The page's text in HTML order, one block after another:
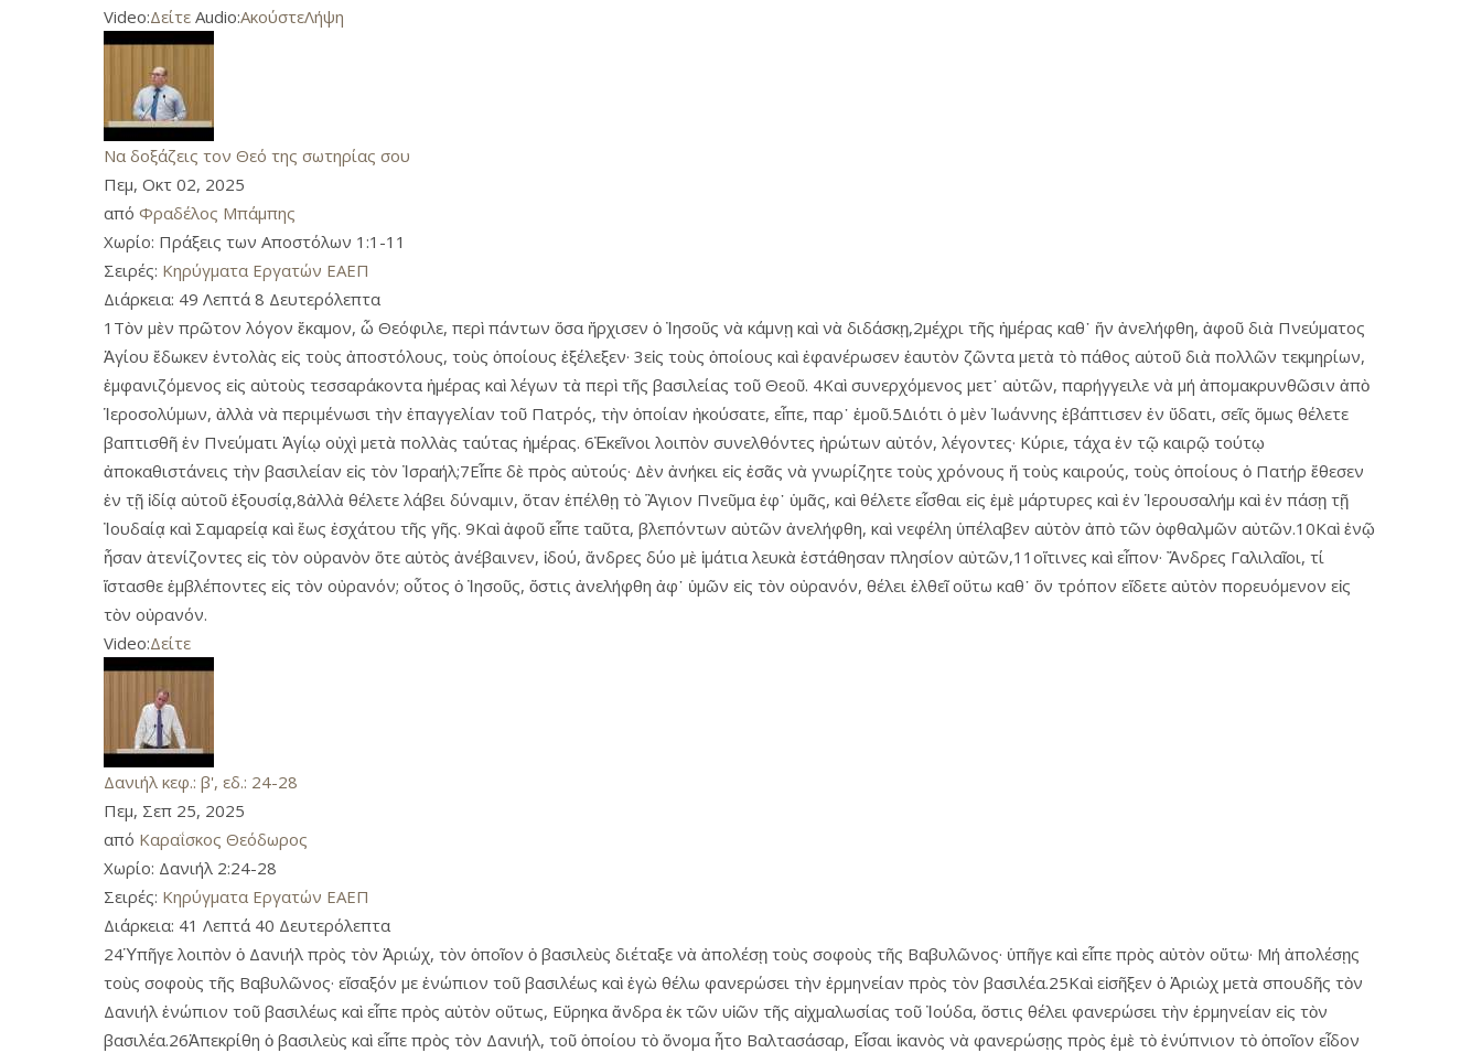
Video:Δείτε Audio:ΑκούστεΛήψη
Να δοξάζεις τον Θεό της σωτηρίας σου
Πεμ, Οκτ 02, 2025
από Φραδέλος Μπάμπης
Χωρίο: Πράξεις των Αποστόλων 1:1-11
Σειρές: Κηρύγματα Εργατών ΕΑΕΠ
Διάρκεια: 49 Λεπτά 8 Δευτερόλεπτα
1Τὸν μὲν πρῶτον λόγον ἔκαμον, ὦ Θεόφιλε, περὶ πάντων ὅσα ἤρχισεν ὁ Ἰησοῦς νὰ κάμνῃ καὶ νὰ διδάσκῃ,2μέχρι τῆς ἡμέρας καθ᾿ ἥν ἀνελήφθη, ἀφοῦ διὰ Πνεύματος
Ἁγίου ἔδωκεν ἐντολὰς εἰς τοὺς ἀποστόλους, τοὺς ὁποίους ἐξέλεξεν· 3εἰς τοὺς ὁποίους καὶ ἐφανέρωσεν ἑαυτὸν ζῶντα μετὰ τὸ πάθος αὑτοῦ διὰ πολλῶν τεκμηρίων,
ἐμφανιζόμενος εἰς αὐτοὺς τεσσαράκοντα ἡμέρας καὶ λέγων τὰ περὶ τῆς βασιλείας τοῦ Θεοῦ. 4Καὶ συνερχόμενος μετ᾿ αὐτῶν, παρήγγειλε νὰ μή ἀπομακρυνθῶσιν ἀπὸ
Ἱεροσολύμων, ἀλλὰ νὰ περιμένωσι τὴν ἐπαγγελίαν τοῦ Πατρός, τὴν ὁποίαν ἠκούσατε, εἶπε, παρ᾿ ἐμοῦ.5Διότι ὁ μὲν Ἰωάννης ἐβάπτισεν ἐν ὕδατι, σεῖς ὅμως θέλετε
βαπτισθῆ ἐν Πνεύματι Ἁγίῳ οὐχὶ μετὰ πολλὰς ταύτας ἡμέρας. 6Ἐκεῖνοι λοιπὸν συνελθόντες ἠρώτων αὐτόν, λέγοντες· Κύριε, τάχα ἐν τῷ καιρῷ τούτῳ
ἀποκαθιστάνεις τὴν βασιλείαν εἰς τὸν Ἰσραήλ;7Εἶπε δὲ πρὸς αὐτούς· Δὲν ἀνήκει εἰς ἐσᾶς νὰ γνωρίζητε τοὺς χρόνους ἤ τοὺς καιρούς, τοὺς ὁποίους ὁ Πατήρ ἔθεσεν
ἐν τῇ ἰδίᾳ αὑτοῦ ἐξουσίᾳ,8ἀλλὰ θέλετε λάβει δύναμιν, ὅταν ἐπέλθῃ τὸ Ἃγιον Πνεῦμα ἐφ᾿ ὑμᾶς, καὶ θέλετε εἶσθαι εἰς ἐμὲ μάρτυρες καὶ ἐν Ἱερουσαλήμ καὶ ἐν πάσῃ τῇ
Ἰουδαίᾳ καὶ Σαμαρείᾳ καὶ ἕως ἐσχάτου τῆς γῆς. 9Καὶ ἀφοῦ εἶπε ταῦτα, βλεπόντων αὐτῶν ἀνελήφθη, καὶ νεφέλη ὑπέλαβεν αὐτὸν ἀπὸ τῶν ὀφθαλμῶν αὐτῶν.10Καὶ ἐνῷ
ἦσαν ἀτενίζοντες εἰς τὸν οὐρανὸν ὅτε αὐτὸς ἀνέβαινεν, ἰδού, ἄνδρες δύο μὲ ἱμάτια λευκὰ ἐστάθησαν πλησίον αὐτῶν,11οἵτινες καὶ εἶπον· Ἄνδρες Γαλιλαῖοι, τί
ἵστασθε ἐμβλέποντες εἰς τὸν οὐρανόν; οὗτος ὁ Ἰησοῦς, ὅστις ἀνελήφθη ἀφ᾿ ὑμῶν εἰς τὸν οὐρανόν, θέλει ἐλθεῖ οὕτω καθ᾿ ὅν τρόπον εἴδετε αὐτὸν πορευόμενον εἰς
τὸν οὐρανόν.
Video:Δείτε
Δανιήλ κεφ.: β', εδ.: 24-28
Πεμ, Σεπ 25, 2025
από Καραΐσκος Θεόδωρος
Χωρίο: Δανιήλ 2:24-28
Σειρές: Κηρύγματα Εργατών ΕΑΕΠ
Διάρκεια: 41 Λεπτά 40 Δευτερόλεπτα
24Ὑπῆγε λοιπὸν ὁ Δανιήλ πρὸς τὸν Ἀριώχ, τὸν ὁποῖον ὁ βασιλεὺς διέταξε νὰ ἀπολέσῃ τοὺς σοφοὺς τῆς Βαβυλῶνος· ὑπῆγε καὶ εἶπε πρὸς αὐτὸν οὕτω· Μή ἀπολέσῃς
τοὺς σοφοὺς τῆς Βαβυλῶνος· εἴσαξόν με ἐνώπιον τοῦ βασιλέως καὶ ἐγὼ θέλω φανερώσει τὴν ἑρμηνείαν πρὸς τὸν βασιλέα.25Καὶ εἰσῆξεν ὁ Ἀριὼχ μετὰ σπουδῆς τὸν
Δανιήλ ἐνώπιον τοῦ βασιλέως καὶ εἶπε πρὸς αὐτὸν οὕτως, Εὕρηκα ἄνδρα ἐκ τῶν υἱῶν τῆς αἰχμαλωσίας τοῦ Ἰούδα, ὅστις θέλει φανερώσει τὴν ἑρμηνείαν εἰς τὸν
βασιλέα.26Ἀπεκρίθη ὁ βασιλεὺς καὶ εἶπε πρὸς τὸν Δανιήλ, τοῦ ὁποίου τὸ ὄνομα ἦτο Βαλτασάσαρ, Εἶσαι ἱκανὸς νὰ φανερώσῃς πρὸς ἐμὲ τὸ ἐνύπνιον τὸ ὁποῖον εἶδον